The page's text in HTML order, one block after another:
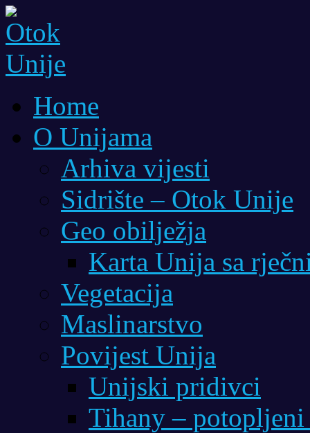
Home
O Unijama
Arhiva vijesti
Sidrište – Otok Unije
Geo obilježja
Karta Unija sa
Vegetacija
Maslinarstvo
Povijest Unija
Unijski pridivci
Tihany –